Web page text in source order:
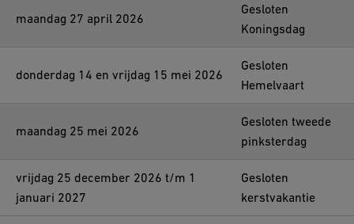
maandag 27 april 2026
Gesloten
Koningsdag
donderdag 14 en vrijdag 15 mei 2026
Gesloten
Hemelvaart
maandag 25 mei 2026
Gesloten tweede
pinksterdag
vrijdag 25 december 2026 t/m 1
januari 2027
Gesloten
kerstvakantie